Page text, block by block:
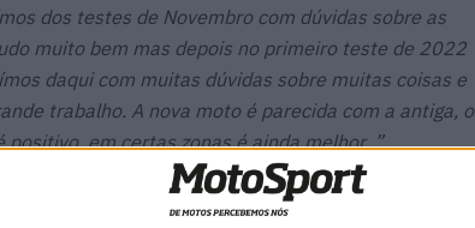
dos testes de Novembro com dúvidas sobre as
muito bem mas depois no primeiro teste de 2022
daqui com muitas dúvidas sobre muitas coisas e
trabalho. A nova moto é parecida com a antiga, o
em certas zonas é ainda melhor .”
palavras sobre o novo piloto da Ducati, Marc